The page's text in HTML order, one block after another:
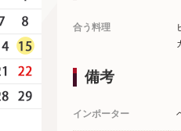
合う料理
備考
インポーター